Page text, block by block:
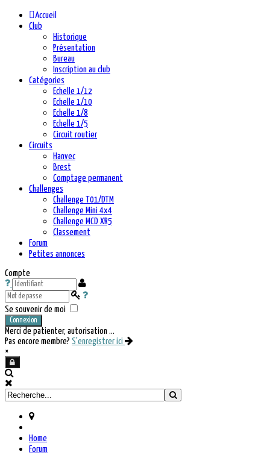
Accueil
Club
Historique
Présentation
Bureau
Inscription au club
Catégories
Echelle 1/12
Echelle 1/10
Echelle 1/8
Echelle 1/5
Circuit routier
Circuits
Hanvec
Brest
Comptage permanent
Challenges
Challenge T01/DTM
Challenge Mini 4x4
Challenge MCD XR5
Classement
Forum
Petites annonces
Compte
Se souvenir de moi
Connexion
Merci de patienter, autorisation ...
Pas encore membre? S'enregistrer ici
×
Home
Forum